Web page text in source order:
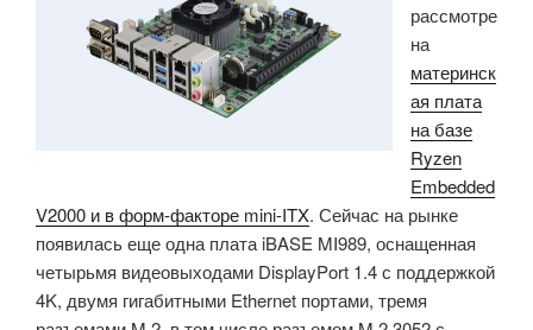
поставляется
с
четырьмя
Ethernet
рассмотре
на
материнск
ая плата
на базе
Ryzen
Embedded
V2000 и в форм-факторе mini-ITX. Сейчас на рынке
появилась еще одна плата iBASE MI989, оснащенная
четырьмя видеовыходами DisplayPort 1.4 с поддержкой
4K, двумя гигабитными Ethernet портами, тремя